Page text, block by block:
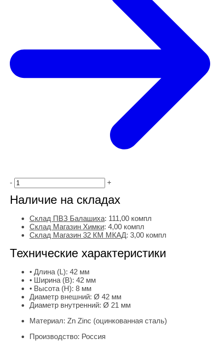
- +
Наличие на складах
Склад ПВЗ Балашиха: 111,00 компл
Склад Магазин Химки: 4,00 компл
Склад Магазин 32 КМ МКАД: 3,00 компл
Технические характеристики
• Длина (L): 42 мм
• Ширина (B): 42 мм
• Высота (H): 8 мм
Диаметр внешний: Ø 42 мм
Диаметр внутренний: Ø 21 мм
Материал: Zn Zinc (оцинкованная сталь)
Производство: Россия